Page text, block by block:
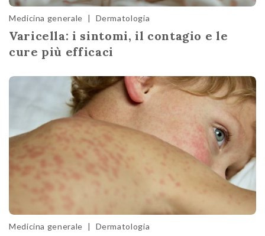
Medicina generale | Dermatologia
Varicella: i sintomi, il contagio e le
cure più efficaci
Medicina generale | Dermatologia